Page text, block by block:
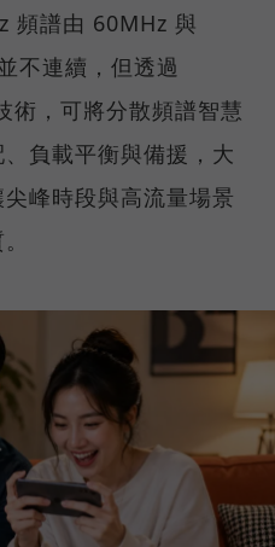
頻譜由 60MHz 與
不連續，但透過
術，可將分散頻譜智慧
負載平衡與備援，大
峰時段與高流量場景